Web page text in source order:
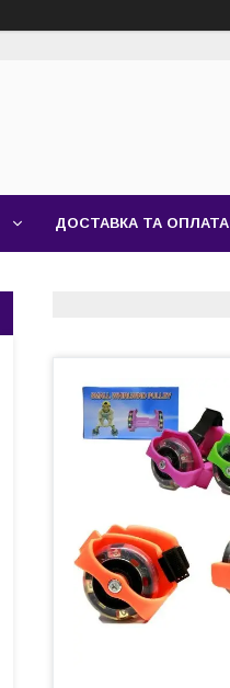
ДОСТАВКА ТА ОПЛАТА